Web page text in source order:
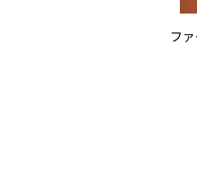
フ